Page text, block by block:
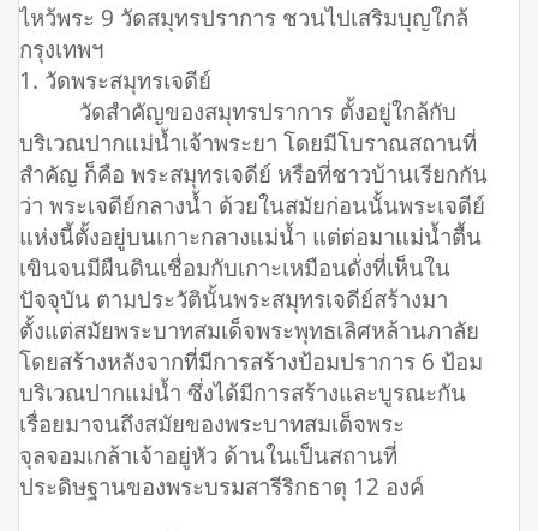
ไหว้พระ 9 วัดสมุทรปราการ ชวนไปเสริมบุญใกล้
กรุงเทพฯ
1. วัดพระสมุทรเจดีย์
วัดสำคัญของสมุทรปราการ ตั้งอยู่ใกล้กับ
บริเวณปากแม่น้ำเจ้าพระยา โดยมีโบราณสถานที่
สำคัญ ก็คือ พระสมุทรเจดีย์ หรือที่ชาวบ้านเรียกกัน
ว่า พระเจดีย์กลางน้ำ ด้วยในสมัยก่อนนั้นพระเจดีย์
แห่งนี้ตั้งอยู่บนเกาะกลางแม่น้ำ แต่ต่อมาแม่น้ำตื้น
เขินจนมีผืนดินเชื่อมกับเกาะเหมือนดั่งที่เห็นใน
ปัจจุบัน ตามประวัตินั้นพระสมุทรเจดีย์สร้างมา
ตั้งแต่สมัยพระบาทสมเด็จพระพุทธเลิศหล้านภาลัย
โดยสร้างหลังจากที่มีการสร้างป้อมปราการ 6 ป้อม
บริเวณปากแม่น้ำ ซึ่งได้มีการสร้างและบูรณะกัน
เรื่อยมาจนถึงสมัยของพระบาทสมเด็จพระ
จุลจอมเกล้าเจ้าอยู่หัว ด้านในเป็นสถานที่
ประดิษฐานของพระบรมสารีริกธาตุ 12 องค์